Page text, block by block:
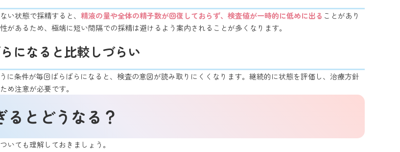
い状態で採精すると、 精液の量や全体の精子数が回復しておらず、検査値が一時的に低めに出る ことがあり
があるため、極端に短い間隔での採精は避けるよう案内されることが多くなります。
になると比較しづらい
に条件が毎回ばらばらになると、検査の意図が読み取りにくくなります。継続的に状態を評価し、治療方針
め注意が必要です。
るとどうなる？
いても理解しておきましょう。